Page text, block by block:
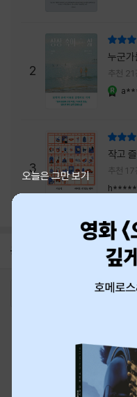
2
누군가
추천 21
3
작고
회피
기.
추천 17
공지 8월 신용카드 무이자할부 안
오늘은 그만 보기
eBook
예스이십
이용약관
개인
PC버전